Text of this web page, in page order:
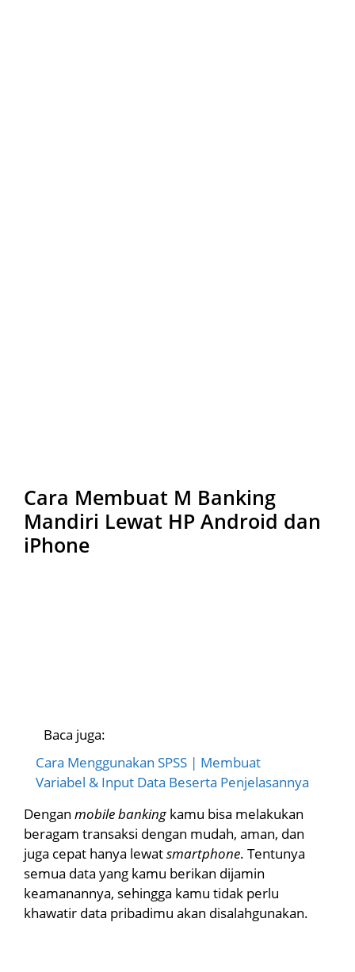
Cara Membuat M Banking
Mandiri Lewat HP Android dan
iPhone
Baca juga:
Cara Menggunakan SPSS | Membuat
Variabel & Input Data Beserta Penjelasannya
Dengan mobile banking kamu bisa melakukan
beragam transaksi dengan mudah, aman, dan
juga cepat hanya lewatsmartphone. Tentunya
semua data yang kamu berikan dijamin
keamanannya, sehingga kamu tidak perlu
khawatir data pribadimu akan disalahgunakan.